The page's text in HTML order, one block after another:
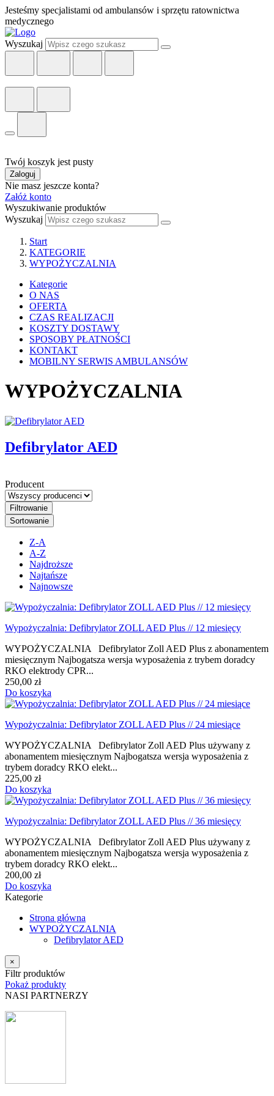
Jesteśmy specjalistami od ambulansów i sprzętu ratownictwa
medycznego
Wyszukaj
Twój koszyk jest pusty
Zaloguj
Nie masz jeszcze konta?
Załóż konto
Wyszukiwanie produktów
Wyszukaj
Start
KATEGORIE
WYPOŻYCZALNIA
Kategorie
O NAS
OFERTA
CZAS REALIZACJI
KOSZTY DOSTAWY
SPOSOBY PŁATNOŚCI
KONTAKT
MOBILNY SERWIS AMBULANSÓW
WYPOŻYCZALNIA
Defibrylator AED
Producent
Filtrowanie
Sortowanie
Z-A
A-Z
Najdroższe
Najtańsze
Najnowsze
Wypożyczalnia: Defibrylator ZOLL AED Plus // 12 miesięcy
WYPOŻYCZALNIA Defibrylator Zoll AED Plus z abonamentem
miesięcznym Najbogatsza wersja wyposażenia z trybem doradcy
RKO elektrody CPR...
250,00 zł
Do koszyka
Wypożyczalnia: Defibrylator ZOLL AED Plus // 24 miesiące
WYPOŻYCZALNIA Defibrylator Zoll AED Plus używany z
abonamentem miesięcznym Najbogatsza wersja wyposażenia z
trybem doradcy RKO elekt...
225,00 zł
Do koszyka
Wypożyczalnia: Defibrylator ZOLL AED Plus // 36 miesięcy
WYPOŻYCZALNIA Defibrylator Zoll AED Plus używany z
abonamentem miesięcznym Najbogatsza wersja wyposażenia z
trybem doradcy RKO elekt...
200,00 zł
Do koszyka
Kategorie
Strona główna
WYPOŻYCZALNIA
Defibrylator AED
×
Filtr produktów
Pokaż produkty
NASI PARTNERZY